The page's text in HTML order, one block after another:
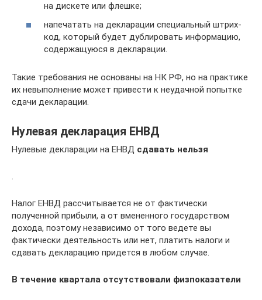
на дискете или флешке;
напечатать на декларации специальный штрих-
код, который будет дублировать информацию,
содержащуюся в декларации.
Такие требования не основаны на НК РФ, но на практике
их невыполнение может привести к неудачной попытке
сдачи декларации.
Нулевая декларация ЕНВД
Нулевые декларации на ЕНВД сдавать нельзя
.
Налог ЕНВД рассчитывается не от фактически
полученной прибыли, а от вмененного государством
дохода, поэтому независимо от того ведете вы
фактически деятельность или нет, платить налоги и
сдавать декларацию придется в любом случае.
В течение квартала отсутствовали физпоказатели